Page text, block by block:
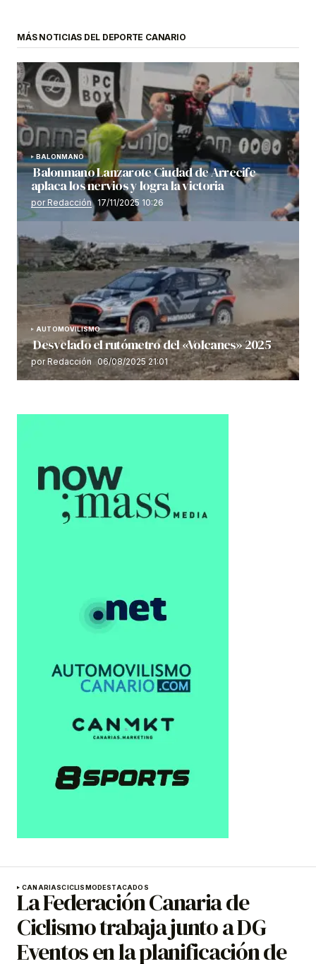
MÁS NOTICIAS DEL DEPORTE CANARIO
BALONMANO
Balonmano Lanzarote Ciudad de Arrecife
aplaca los nervios y logra la victoria
por Redacción 17/11/2025 10:26
AUTOMOVILISMO
Desvelado el rutómetro del «Volcanes» 2025
por Redacción 06/08/2025 21:01
CANARIASCICLISMODESTACADOS
La Federación Canaria de
Ciclismo trabaja junto a DG
Eventos en la planificación de